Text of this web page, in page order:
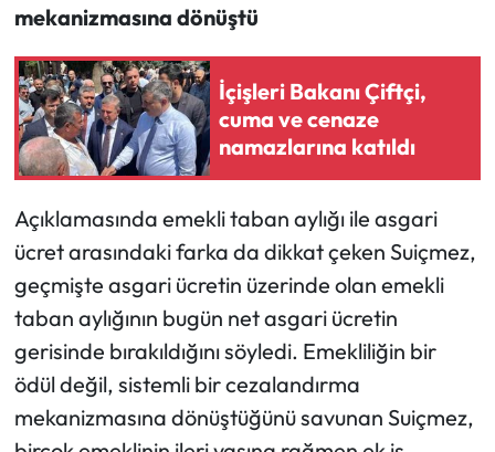
mekanizmasına dönüştü
İçişleri Bakanı Çiftçi,
cuma ve cenaze
namazlarına katıldı
Açıklamasında emekli taban aylığı ile asgari
ücret arasındaki farka da dikkat çeken Suiçmez,
geçmişte asgari ücretin üzerinde olan emekli
taban aylığının bugün net asgari ücretin
gerisinde bırakıldığını söyledi. Emekliliğin bir
ödül değil, sistemli bir cezalandırma
mekanizmasına dönüştüğünü savunan Suiçmez,